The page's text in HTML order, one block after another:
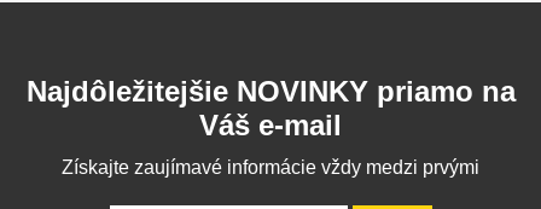
Najdôležitejšie NOVINKY priamo na
Váš e-mail
Získajte zaujímavé informácie vždy medzi prvými